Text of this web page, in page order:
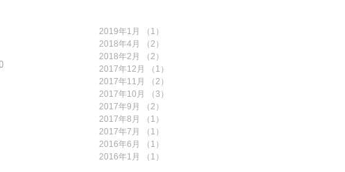
2019年1月 （1）
2018年4月
（2）
2018年2月
（2）
2017年12月
（1）
2017年11月
（2）
2017年10月
（3）
2017年9月
（2）
2017年8月
（1）
2017年7月
（1）
2016年6月
（1）
2016年1月
（1）